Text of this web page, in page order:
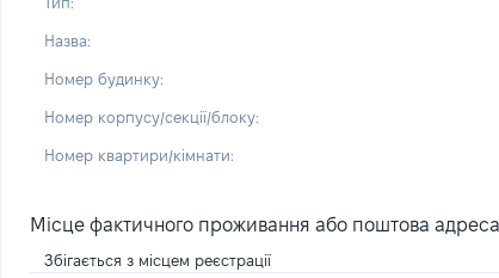
Назва:
Номер будинку:
Номер корпусу/секції/блоку:
Номер квартири/кімнати:
Місце фактичного проживання або поштова
Збігається з місцем реєстрації